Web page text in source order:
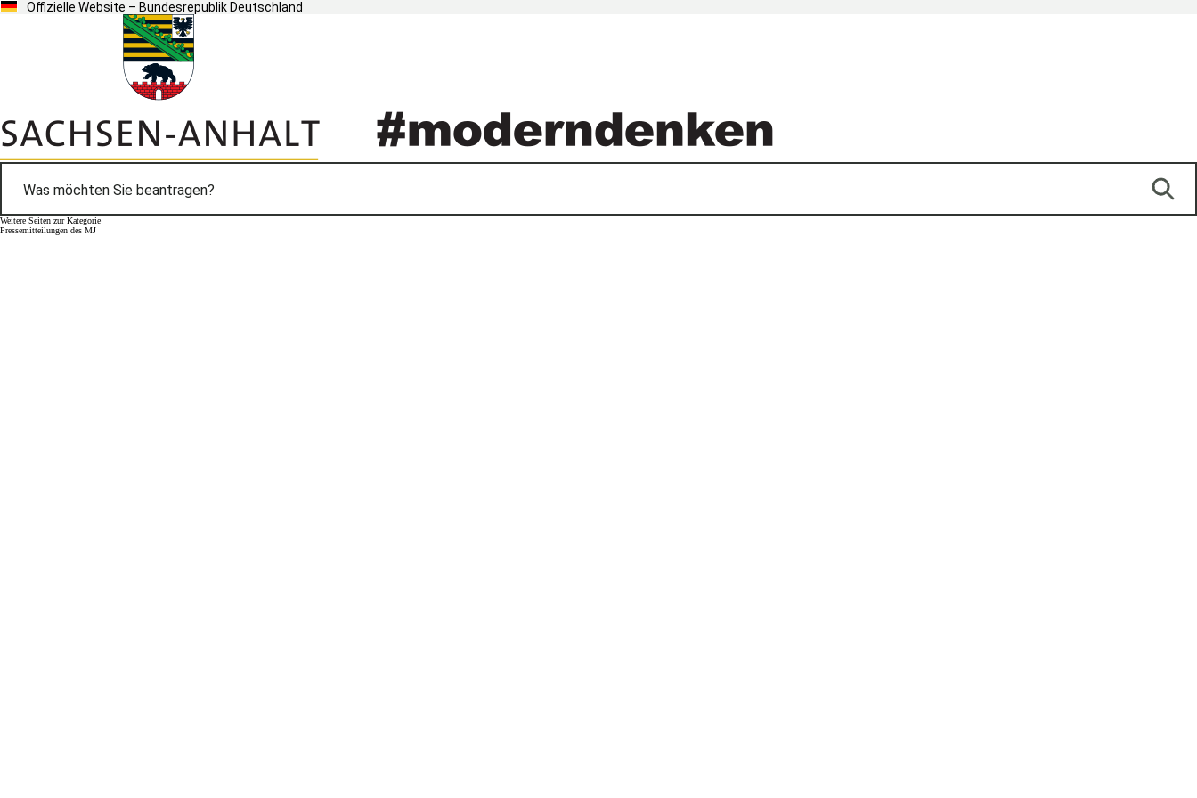
Offizielle Website – Bundesrepublik Deutschland
Weitere Seiten zur Kategorie
Pressemitteilungen des MJ